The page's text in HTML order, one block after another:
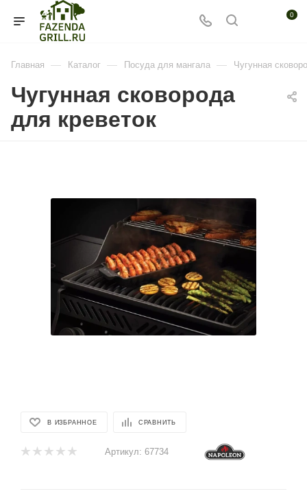
0
Главная — Каталог — Посуда для мангала — Чугунная
Чугунная сковорода
для креветок
В ИЗБРАННОЕ СРАВНИТЬ
Артикул: 67734